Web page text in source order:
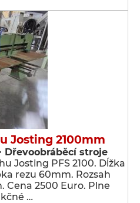
Josting 2100mm
Dřevoobráběcí stroje
Josting PFS 2100. Dĺžka
rezu 60mm. Rozsah
Cena 2500 Euro. Plne
…